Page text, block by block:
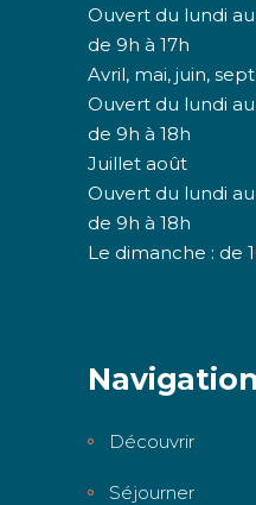
Ouvert du lundi
de 9h à 17h
Avril, mai, juin,
Ouvert du lundi
de 9h à 18h
Juillet août
Ouvert du lundi
de 9h à 18h
Le dimanche : de
Navigation
Découvrir
Séjourner